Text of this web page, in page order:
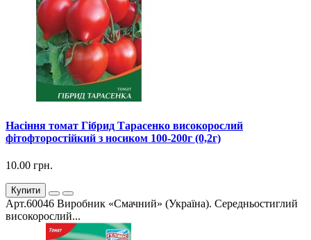
Насіння томат Гібрид Тарасенко високорослий
фітофторостійкий з носиком 100-200г (0,2г)
10.00 грн.
Купити
Арт.60046 Виробник «Смачний» (Україна). Середньостиглий
високорослий...